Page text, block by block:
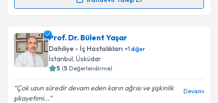
kapsamda işlenmesini kabul ediyorum.
Takvim Talebini Gönder
takvim hazırlandığında e-posta ile bilgilendireceğiz.
E-posta Adresiniz
Prof. Dr. Bülent Yaşar
Dahiliye - İç Hastalıkları +1diğer
İstanbul, Üsküdar
5 (5 Değerlendirme)
Çok uzun süredir devam eden karın ağrısı ve şişkinlik
şikayetimi...
Devamı